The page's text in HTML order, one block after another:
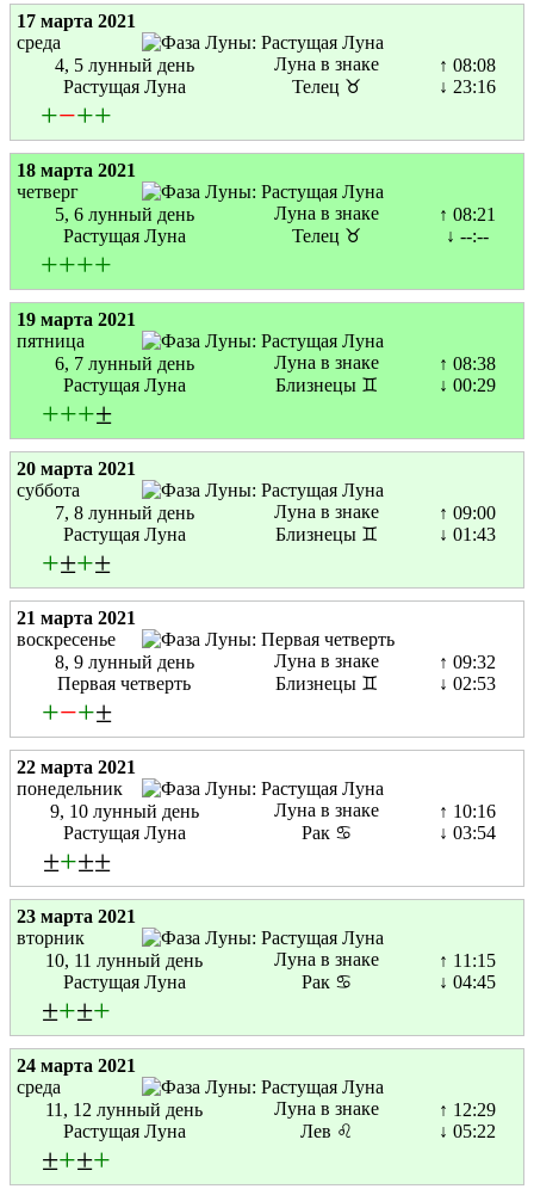
17 марта 2021
среда
4, 5 лунный день
Растущая Луна
Луна в знаке
Телец ♉
↑ 08:08
↓ 23:16
+−++
18 марта 2021
четверг
5, 6 лунный день
Растущая Луна
Луна в знаке
Телец ♉
↑ 08:21
↓ --:--
++++
19 марта 2021
пятница
6, 7 лунный день
Растущая Луна
Луна в знаке
Близнецы ♊
↑ 08:38
↓ 00:29
+++±
20 марта 2021
суббота
7, 8 лунный день
Растущая Луна
Луна в знаке
Близнецы ♊
↑ 09:00
↓ 01:43
+±+±
21 марта 2021
воскресенье
8, 9 лунный день
Первая четверть
Луна в знаке
Близнецы ♊
↑ 09:32
↓ 02:53
+−+±
22 марта 2021
понедельник
9, 10 лунный день
Растущая Луна
Луна в знаке
Рак ♋
↑ 10:16
↓ 03:54
±+±±
23 марта 2021
вторник
10, 11 лунный день
Растущая Луна
Луна в знаке
Рак ♋
↑ 11:15
↓ 04:45
±+±+
24 марта 2021
среда
11, 12 лунный день
Растущая Луна
Луна в знаке
Лев ♌
↑ 12:29
↓ 05:22
±+±+